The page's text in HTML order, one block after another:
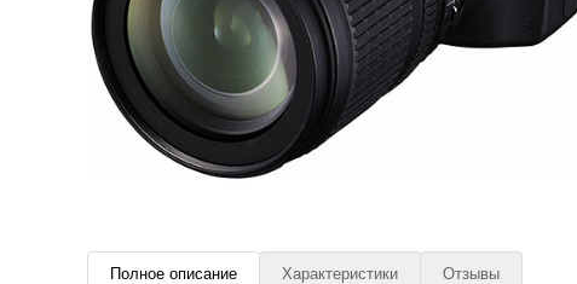
Полное описание Характеристики Отзывы